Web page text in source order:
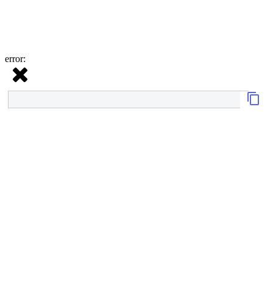
error: